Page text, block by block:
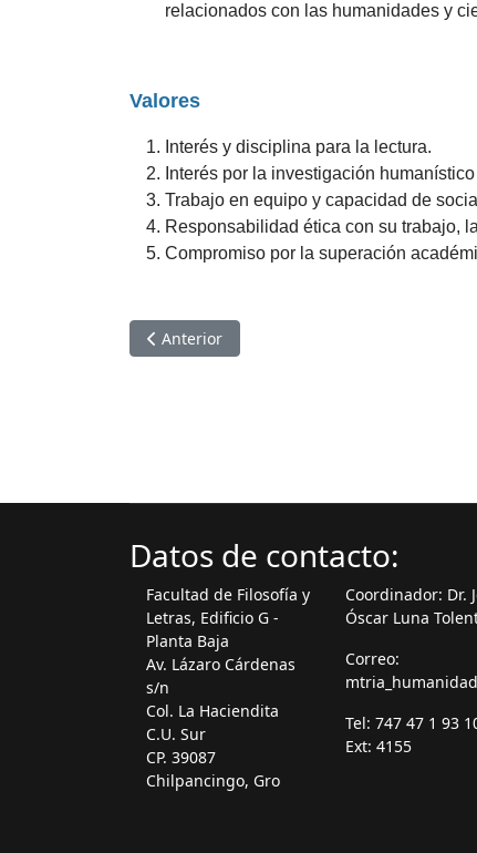
relacionados con las humanidades y
Valores
Interés y disciplina para la lectura.
Interés por la investigación
Trabajo en equipo y capacidad de
Responsabilidad ética con su trabajo,
Compromiso por la superación
Artículo anterior: Perfil de egreso
Anterior
Datos de contacto:
Facultad de Filosofía y
Letras, Edificio G -
Planta Baja
Av. Lázaro Cárdenas
s/n
Col. La Haciendita
C.U. Sur
CP. 39087
Chilpancingo, Gro
Coordinador: Dr.
Óscar Luna
Correo:
Tel: 747 47 1 93
Ext: 4155